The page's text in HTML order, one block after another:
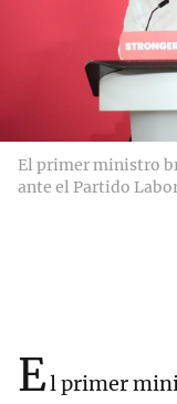
El primer ministro
ante el Partido
El primer